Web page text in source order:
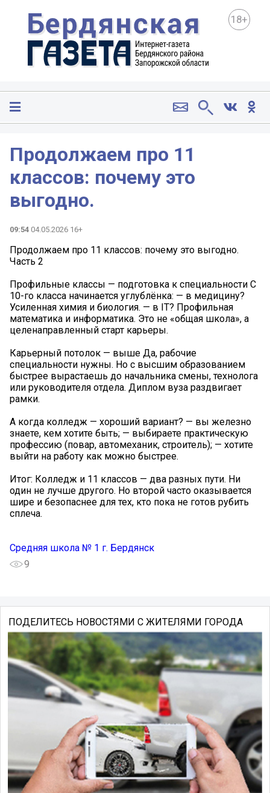
18+
Продолжаем про 11
классов: почему это
выгодно.
09:54 04.05.2026 16+
Продолжаем про 11 классов: почему это выгодно.
Часть 2
Профильные классы — подготовка к специальности С
10-го класса начинается углублёнка: — в медицину?
Усиленная химия и биология. — в IT? Профильная
математика и информатика. Это не «общая школа», а
целенаправленный старт карьеры.
Карьерный потолок — выше Да, рабочие
специальности нужны. Но с высшим образованием
быстрее вырастаешь до начальника смены, технолога
или руководителя отдела. Диплом вуза раздвигает
рамки.
А когда колледж — хороший вариант? — вы железно
знаете, кем хотите быть; — выбираете практическую
профессию (повар, автомеханик, строитель); — хотите
выйти на работу как можно быстрее.
Итог: Колледж и 11 классов — два разных пути. Ни
один не лучше другого. Но второй часто оказывается
шире и безопаснее для тех, кто пока не готов рубить
сплеча.
Средняя школа № 1 г. Бердянск
9
ПОДЕЛИТЕСЬ НОВОСТЯМИ С ЖИТЕЛЯМИ ГОРОДА